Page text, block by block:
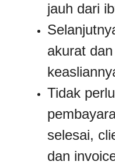
jauh dari
akurat
Tidak
selesai,
dan